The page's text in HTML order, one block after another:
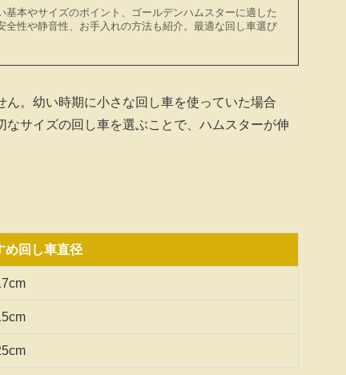
本やサイズのポイント、ゴールデンハムスターに適した
全性や静音性、お手入れの方法も紹介。最適な回し車選び
。幼い時期に小さな回し車を使っていた場合
サイズの回し車を選ぶことで、ハムスターが伸
め回し車直径